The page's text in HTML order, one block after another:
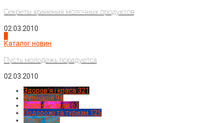
Секреты хранения молочных продуктов
02.03.2010
Каталог новин
Пусть молодежь порадуется
02.03.2010
Здоров'я і краса 321
Кулінарія 94
Новинки моди 63
Подорожі та туризм 125
Спорт1224